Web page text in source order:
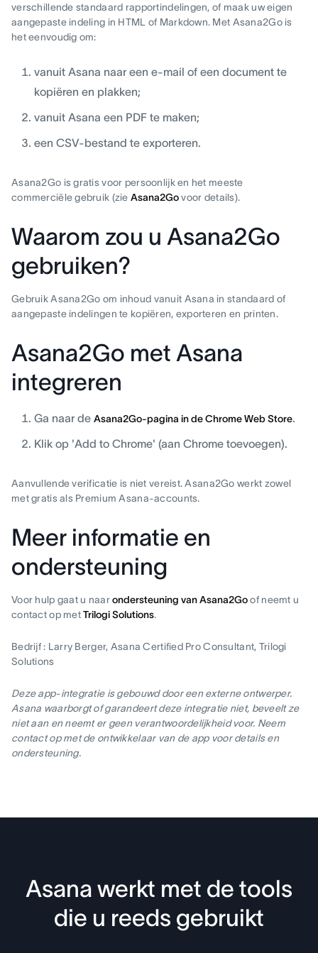
verschillende standaard rapportindelingen, of maak uw eigen
aangepaste indeling in HTML of Markdown. Met Asana2Go is
het eenvoudig om:
vanuit Asana naar een e-mail of een document te
kopiëren en plakken;
vanuit Asana een PDF te maken;
een CSV-bestand te exporteren.
Asana2Go is gratis voor persoonlijk en het meeste
commerciële gebruik (zie Asana2Govoor details).
Waarom zou u Asana2Go
gebruiken?
Gebruik Asana2Go om inhoud vanuit Asana in standaard of
aangepaste indelingen te kopiëren, exporteren en printen.
Asana2Go met Asana
integreren
Ga naar de Asana2Go-pagina in de Chrome Web Store
Klik op 'Add to Chrome' (aan Chrome toevoegen).
Aanvullende verificatie is niet vereist. Asana2Go werkt zowel
met gratis als Premium Asana-accounts.
Meer informatie en
ondersteuning
Voor hulp gaat u naarondersteuning van Asana2Goof neemt u
contact op metTrilogi Solutions.
Bedrijf : Larry Berger, Asana Certified Pro Consultant, Trilogi
Solutions
Deze app-integratie is gebouwd door een externe ontwerper.
Asana waarborgt of garandeert deze integratie niet, beveelt ze
niet aan en neemt er geen verantwoordelijkheid voor. Neem
contact op met de ontwikkelaar van de app voor details en
ondersteuning.
Asana werkt met de tools
die u reeds gebruikt